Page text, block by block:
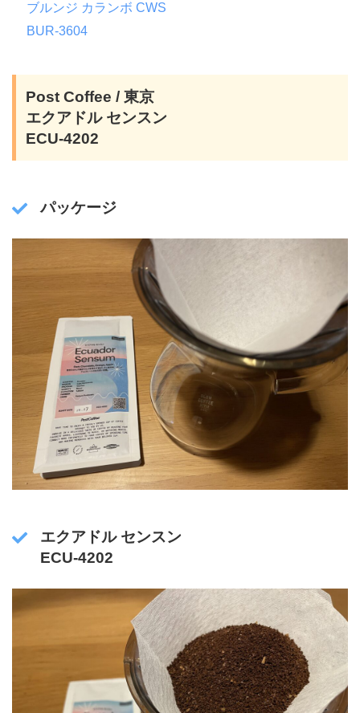
ブルンジ カランボ CWS
BUR-3604
Post Coffee / 東京
エクアドル センスン
ECU-4202
パッケージ
エクアドル センスン
ECU-4202